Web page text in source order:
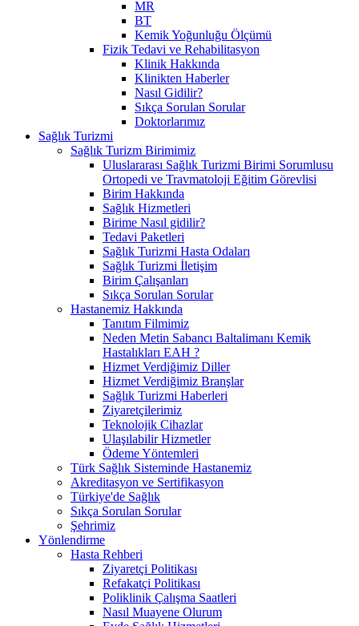
MR
BT
Kemik Yoğunluğu Ölçümü
Fizik Tedavi ve Rehabilitasyon
Klinik Hakkında
Klinikten Haberler
Nasıl Gidilir?
Sıkça Sorulan Sorular
Doktorlarımız
Sağlık Turizmi
Sağlık Turizm Birimimiz
Uluslararası Sağlık Turizmi Birimi Sorumlusu
Ortopedi ve Travmatoloji Eğitim Görevlisi
Birim Hakkında
Sağlık Hizmetleri
Birime Nasıl gidilir?
Tedavi Paketleri
Sağlık Turizmi Hasta Odaları
Sağlık Turizmi İletişim
Birim Çalışanları
Sıkça Sorulan Sorular
Hastanemiz Hakkında
Tanıtım Filmimiz
Neden Metin Sabancı Baltalimanı Kemik
Hastalıkları EAH ?
Hizmet Verdiğimiz Diller
Hizmet Verdiğimiz Branşlar
Sağlık Turizmi Haberleri
Ziyaretçilerimiz
Teknolojik Cihazlar
Ulaşılabilir Hizmetler
Ödeme Yöntemleri
Türk Sağlık Sisteminde Hastanemiz
Akreditasyon ve Sertifikasyon
Türkiye'de Sağlık
Sıkça Sorulan Sorular
Şehrimiz
Yönlendirme
Hasta Rehberi
Ziyaretçi Politikası
Refakatçi Politikası
Poliklinik Çalışma Saatleri
Nasıl Muayene Olurum